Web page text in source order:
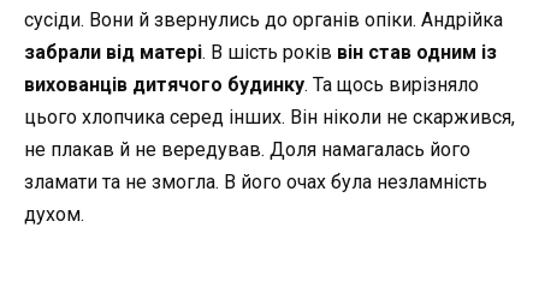
сусіди. Вони й звернулись до органів опіки. Андрійка
забрали від матері. В шість років він став одним із
вихованців дитячого будинку. Та щось вирізняло
цього хлопчика серед інших. Він ніколи не скаржився,
не плакав й не вередував. Доля намагалась його
зламати та не змогла. В його очах була незламність
духом.